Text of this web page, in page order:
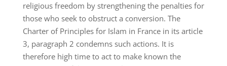
religious freedom by strengthening the penalties for
those who seek to obstruct a conversion. The
Charter of Principles for Islam in France in its article
3, paragraph 2 condemns such actions. It is
therefore high time to act to make known the